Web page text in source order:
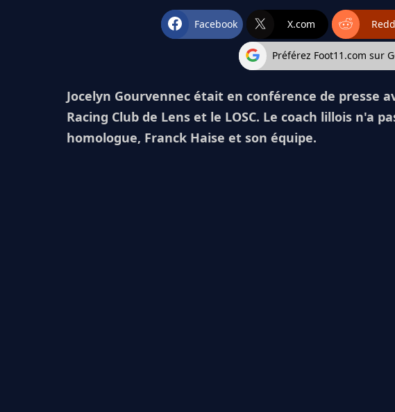
Facebook X.com
Préférez Foot11.com sur
Jocelyn Gourvennec était en conférence de presse
Racing Club de Lens et le LOSC. Le coach lillois n'a
homologue, Franck Haise et son équipe.